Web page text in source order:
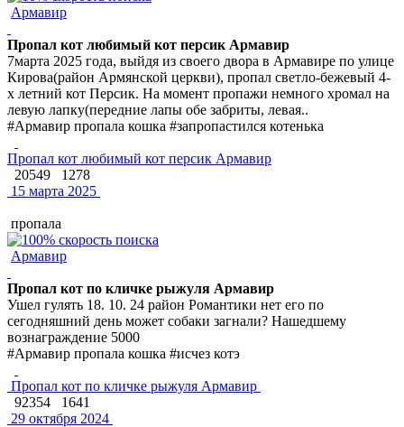
Армавир
Пропал кот любимый кот персик Армавир
7марта 2025 года, выйдя из своего двора в Армавире по улице
Кирова(район Армянской церкви), пропал светло-бежевый 4-
х летний кот Персик. На момент пропажи немного хромал на
левую лапку(передние лапы обе забриты, левая..
#Армавир пропала кошка #запропастился котенька
Пропал кот любимый кот персик Армавир
20549
1278
15 марта 2025
пропала
Армавир
Пропал кот по кличке рыжуля Армавир
Ушел гулять 18. 10. 24 район Романтики нет его по
сегодняшний день может собаки загнали? Нашедшему
вознаграждение 5000
#Армавир пропала кошка #исчез котэ
Пропал кот по кличке рыжуля Армавир
92354
1641
29 октября 2024